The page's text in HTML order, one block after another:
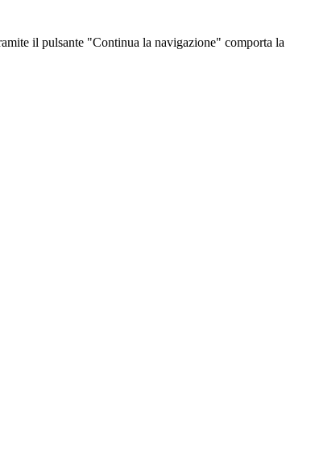
il pulsante "Continua la navigazione" comporta la